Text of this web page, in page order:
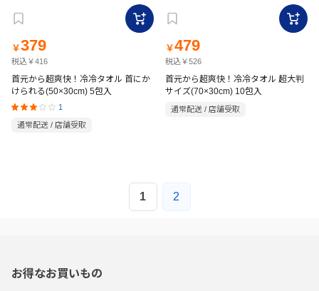
￥379
税込￥416
首元から超爽快！冷冷タオル 首にか
けられる(50×30cm) 5包入
1
通常配送 / 店舗受取
￥479
税込￥526
首元から超爽快！冷冷タオル 超大判
サイズ(70×30cm) 10包入
通常配送 / 店舗受取
1 2
お得なお買いもの